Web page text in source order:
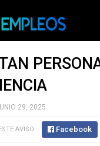
29, 2025
AVISO: Facebook